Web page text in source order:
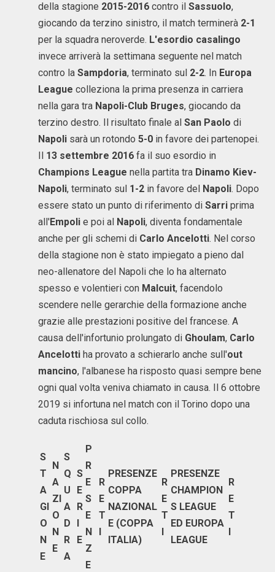
della stagione 2015-2016 contro il Sassuolo,
giocando da terzino sinistro, il match terminerà 2-1
per la squadra neroverde. L'esordio casalingo
invece arriverà la settimana seguente nel match
contro la Sampdoria, terminato sul 2-2. In Europa
League colleziona la prima presenza in carriera
nella gara tra Napoli-Club Bruges, giocando da
terzino destro. Il risultato finale al San Paolo di
Napoli sarà un rotondo 5-0 in favore dei partenopei.
13 settembre 2016 fa il suo esordio in
Champions League nella partita tra Dinamo Kiev-
Napoli, terminato sul 1-2 in favore del Napoli. Dopo
essere stato un punto di riferimento di Sarri prima
all'Empoli e poi al Napoli, diventa fondamentale
anche per gli schemi di Carlo Ancelotti. Nel corso
della stagione non è stato impiegato a pieno dal
neo-allenatore del Napoli che lo ha alternato
spesso e volentieri con Malcuit, facendolo
scendere nelle gerarchie della formazione anche
grazie alle prestazioni positive del francese. A
causa dell'infortunio prolungato di Ghoulam, Carlo
Ancelotti ha provato a schierarlo anche sull'out
mancino, l'albanese ha risposto quasi sempre bene
ogni qual volta veniva chiamato in causa. Il 6 ottobre
2019 si infortuna nel match con il Torino dopo una
caduta rischiosa sul collo.
S
T
A
GI
O
N
E
N
A
ZI
O
N
E
S
Q
U
A
D
R
A
S
E
R
E
P
R
E
S
E
N
Z
E
R
E
T
PRESENZE
COPPA
NAZIONAL
E (COPPA
ITALIA)
R
E
T
PRESENZE
CHAMPION
S LEAGUE
ED EUROPA
LEAGUE
R
E
T